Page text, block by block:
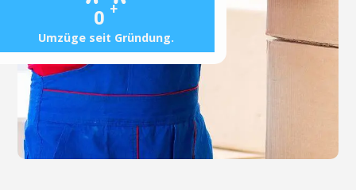
0 +
Umzüge seit Gründung.